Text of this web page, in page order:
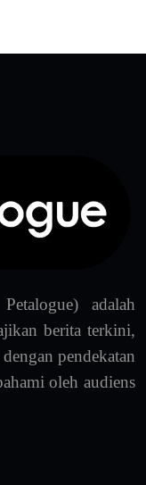
adalah
berita terkini,
pendekatan
oleh audiens